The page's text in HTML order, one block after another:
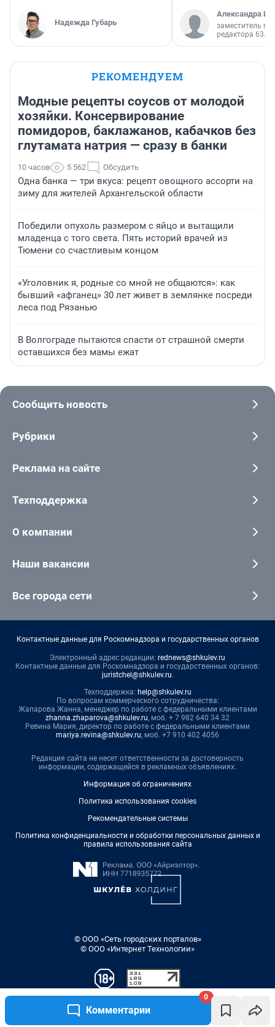
Комментарии
0
Надежда Губарь
Александра
заместитель
редактора 63.RU
РЕКОМЕНДУЕМ
Модные рецепты соусов от молодой
хозяйки. Консервирование
помидоров, баклажанов, кабачков без
глутамата натрия — сразу в банки
10 часов 5 562 Обсудить
Одна банка — три вкуса: рецепт овощного ассорти на
зиму для жителей Архангельской области
Победили опухоль размером с яйцо и вытащили
младенца с того света. Пять историй врачей из
Тюмени со счастливым концом
«Уголовник я, родные со мной не общаются»: как
бывший «афганец» 30 лет живет в землянке посреди
леса под Рязанью
В Волгограде пытаются спасти от страшной смерти
оставшихся без мамы ежат
Сообщить новость
Рубрики
Реклама на сайте
Техподдержка
О компании
Наши вакансии
Все города сети
Контактные данные для Роскомнадзора и государственных органов
Электронный адрес редакции: rednews@shkulev.ru
Контактные данные для Роскомнадзора и государственных органов:
juristchel@shkulev.ru.
Техподдержка: help@shkulev.ru
По вопросам коммерческого сотрудничества:
Жапарова Жанна, менеджер по работе с федеральными клиентами
zhanna.zhaparova@shkulev.ru, моб. + 7 982 640 34 32
Ревина Мария, директор по работе с федеральными клиентами
mariya.revina@shkulev.ru, моб. +7 910 402 4056
Редакция сайта не несет ответственности за достоверность
информации, содержащейся в рекламных объявлениях.
Информация об ограничениях
Политика использования cookies
Рекомендательные системы
Политика конфиденциальности и обработки персональных данных и
правила использования сайта
© ООО «Сеть городских порталов»
© ООО «Интернет Технологии»